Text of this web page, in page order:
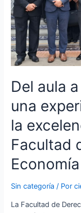
Del aula
una
la
Facultad
Economía
Sin categoría / Por
La Facultad de
que
impulsa
la
excelencia
jurídica
en
Facultad
Derecho
y
Economía